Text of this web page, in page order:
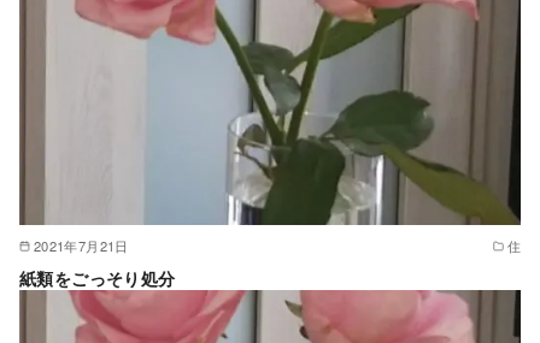
2021年7月21日 住
紙類をごっそり処分